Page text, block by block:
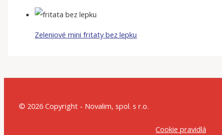
Zeleniové mini fritaty bez lepku
© 2026 Copyright - Novalim, spol. s r.o.
Cookie pravidlá